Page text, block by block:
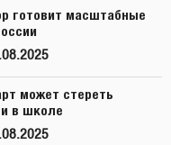
готовит масштабные
может стереть
в школе